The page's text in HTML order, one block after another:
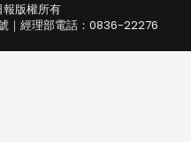
版權所有
｜經理部電話：0836-22276